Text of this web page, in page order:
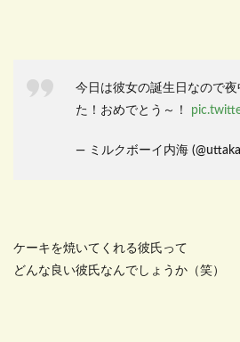
今日は彼女の誕生日なので
た！おめでとう～！
— ミルクボーイ内海
ケーキを焼いてくれる彼氏って
どんな良い彼氏なんでしょうか（笑）